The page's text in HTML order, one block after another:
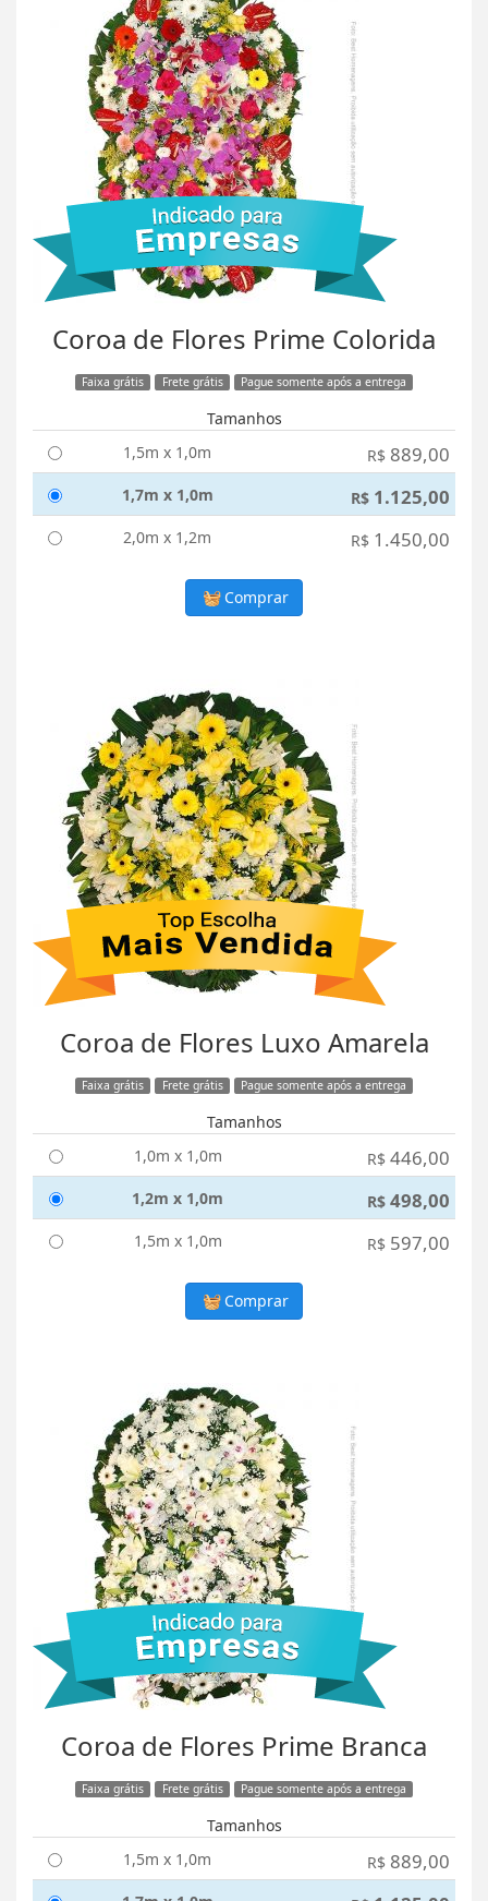
Coroa de Flores Prime Colorida
Faixa grátis Frete grátis Pague somente após a entrega
Tamanhos
1,5m x 1,0m
R$ 889,00
1,7m x 1,0m R$ 1.125,00
2,0m x 1,2m R$ 1.450,00
Comprar
Coroa de Flores Luxo Amarela
Faixa grátis Frete grátis Pague somente após a entrega
Tamanhos
1,0m x 1,0m
R$ 446,00
1,2m x 1,0m R$ 498,00
1,5m x 1,0m R$ 597,00
Comprar
Coroa de Flores Prime Branca
Faixa grátis Frete grátis Pague somente após a entrega
Tamanhos
1,5m x 1,0m
R$ 889,00